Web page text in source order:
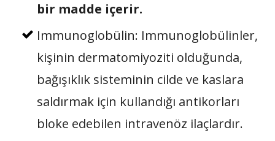
bir madde içerir.
Immunoglobülin: Immunoglobülinler,
kişinin dermatomiyoziti olduğunda,
bağışıklık sisteminin cilde ve kaslara
saldırmak için kullandığı antikorları
bloke edebilen intravenöz ilaçlardır.